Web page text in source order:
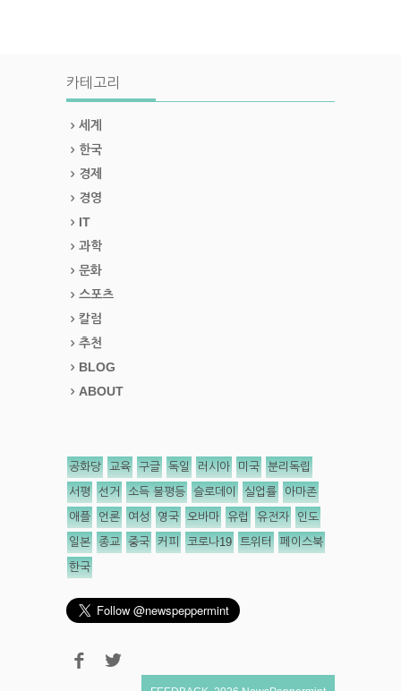
카테고리
세계
한국
경제
경영
IT
과학
문화
스포츠
칼럼
추천
BLOG
ABOUT
공화당 교육 구글 독일 러시아 미국 분리독립
서평 선거 소득 불평등 슬로데이 실업률 아마존
애플 언론 여성 영국 오바마 유럽 유전자 인도
일본 종교 중국 커피 코로나19 트위터 페이스북
한국